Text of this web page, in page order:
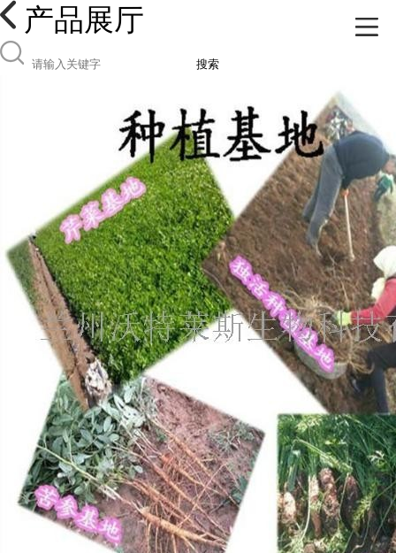
产品展厅
搜索